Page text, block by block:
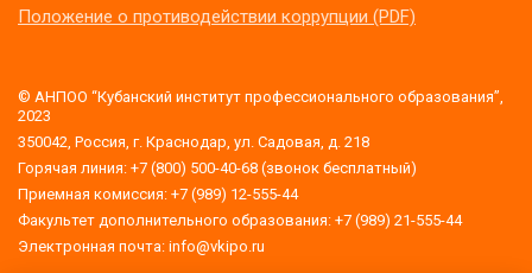
Положение о противодействии коррупции (PDF)
© АНПОО “Кубанский институт профессионального образования”,
2023
350042, Россия, г. Краснодар, ул. Садовая, д. 218
Горячая линия: +7 (800) 500-40-68 (звонок бесплатный)
Приемная комиссия: +7 (989) 12-555-44
Факультет дополнительного образования: +7 (989) 21-555-44
Электронная почта: info@vkipo.ru